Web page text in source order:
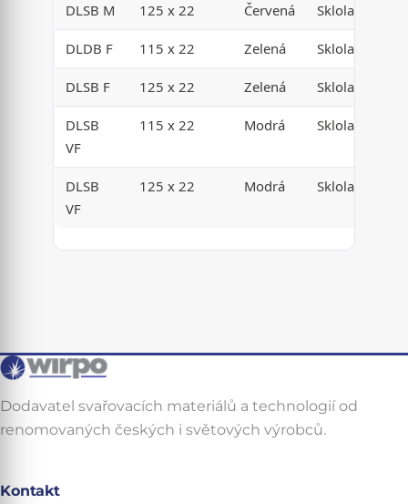
DLSB M 125 x 22 Červená Sklolaminát
DLDB F 115 x 22 Zelená Sklolaminát
DLSB F 125 x 22 Zelená Sklolaminát
DLSB
VF
115 x 22 Modrá Sklolaminát
DLSB
VF
125 x 22 Modrá Sklolaminát
Dodavatel svařovacích materiálů a technologií od
renomovaných českých i světových výrobců.
Kontakt